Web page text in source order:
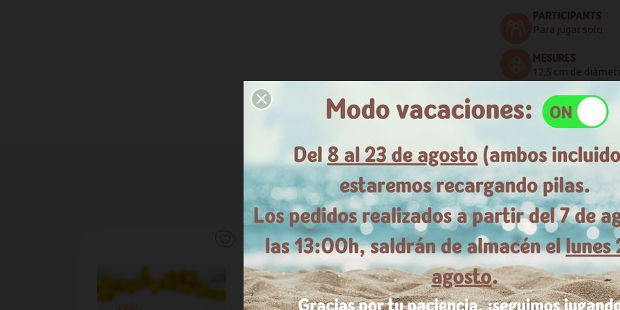
PARTICIPANTS
Para jugar solo
MESURES
12,5 cm de
També et pot agradar
VEURE MÉS AFEGIR AL CISTELL
VEURE MÉS